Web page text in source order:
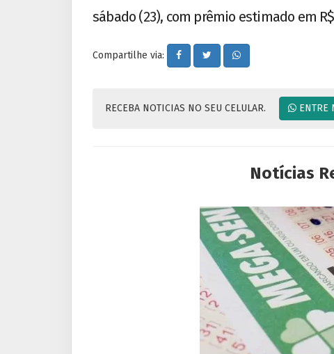
sábado (23), com prêmio estimado em
Compartilhe via:
RECEBA NOTICIAS NO SEU CELULAR. ENTRE
Notícias